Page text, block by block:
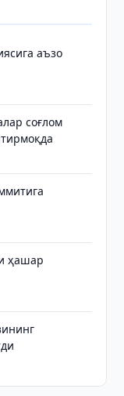
аъзо
соғлом
ҳашар